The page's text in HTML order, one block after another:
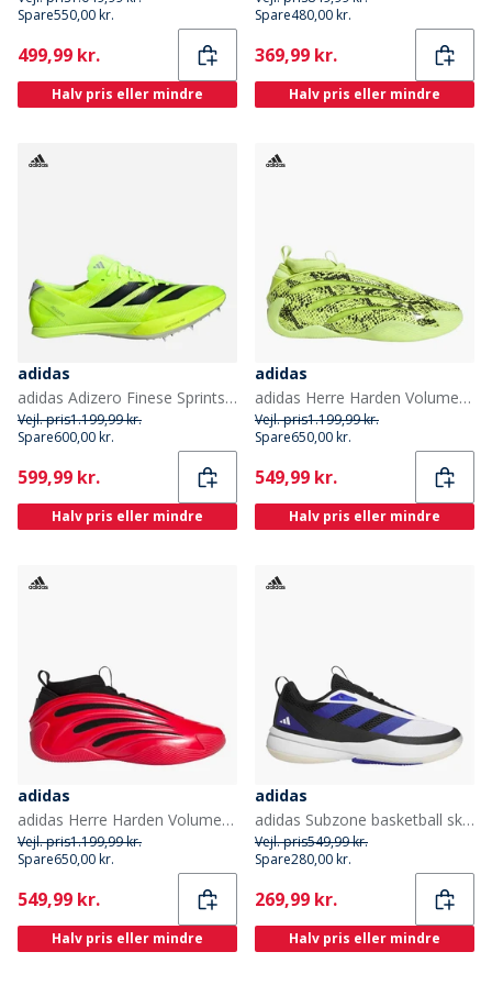
Spare550,00 kr.
Current
499,99 kr.
Halv pris eller mindre
Spare480,00 kr.
Current
369,99 kr.
Halv pris eller mindre
adidas
adidas Adizero Finese Sprintsko til baneløb Lucid Lemon/Core Black/Halo Silver
Vejl. pris1.199,99 kr.
Spare600,00 kr.
Current
599,99 kr.
Halv pris eller mindre
adidas
adidas Herre Harden Volume 9 'Snakeskin' Basketballsko Solar Slime/Core Black/Solar Slime
Vejl. pris1.199,99 kr.
Spare650,00 kr.
Current
549,99 kr.
Halv pris eller mindre
adidas
adidas Herre Harden Volume 9 'Rød Metallic' Basketballsko Pure Ruby/Core Black/Lucid Blue
Vejl. pris1.199,99 kr.
Spare650,00 kr.
Current
549,99 kr.
Halv pris eller mindre
adidas
adidas Subzone basketball sko Clear Grey/Silver Metallic/Core Black
Vejl. pris549,99 kr.
Spare280,00 kr.
Current
269,99 kr.
Halv pris eller mindre